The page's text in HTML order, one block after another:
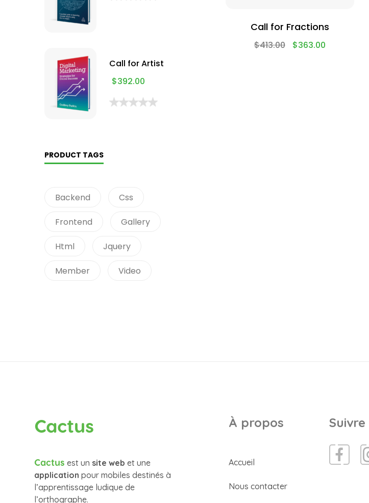
Call for Artist
$392.00
PRODUCT TAGS
Backend Css
Frontend Gallery
Html Jquery
Member Video
Call for Fractions
$413.00 $363.00
Cactus
Cactus est un site web et une
application pour mobiles destinés à
l’apprentissage ludique de
l’orthographe.
À propos
Accueil
Nous contacter
Suivre